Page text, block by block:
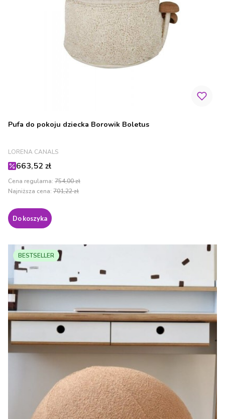
Pufa do pokoju dziecka Borowik Boletus
PRODUCENT
LORENA CANALS
Cena promocyjna
663,52 zł
Cena regularna: 754,00 zł
Najniższa cena: 701,22 zł
Do koszyka
BESTSELLER